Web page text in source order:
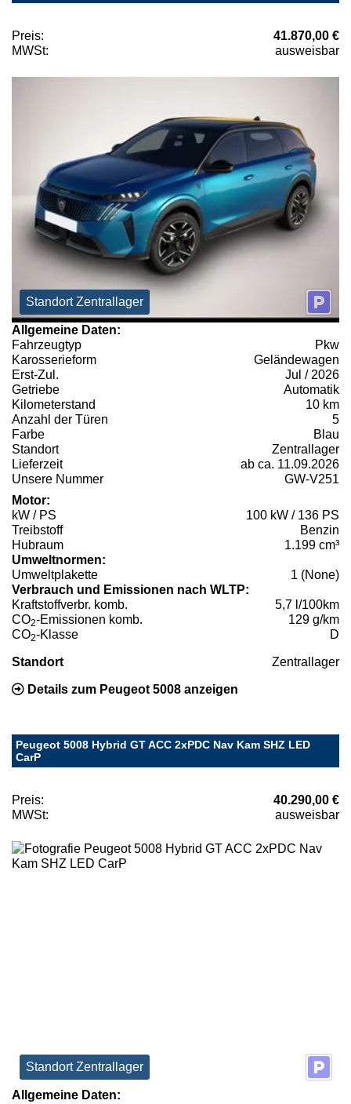
Preis:
41.870,00 €
MWSt:
ausweisbar
Standort Zentrallager
Allgemeine Daten:
Fahrzeugtyp
Pkw
Karosserieform
Geländewagen
Erst-Zul.
Jul / 2026
Getriebe
Automatik
Kilometerstand
10 km
Anzahl der Türen
5
Farbe
Blau
Standort
Zentrallager
Lieferzeit
ab ca. 11.09.2026
Unsere Nummer
GW-V251
Motor:
kW / PS
100 kW / 136 PS
Treibstoff
Benzin
Hubraum
1.199 cm³
Umweltnormen:
Umweltplakette
1 (None)
Verbrauch und Emissionen nach WLTP:
Kraftstoffverbr. komb.
5,7 l/100km
CO2-Emissionen komb.
129 g/km
CO2-Klasse D
Standort Zentrallager
Details zum Peugeot 5008 anzeigen
Peugeot 5008 Hybrid GT ACC 2xPDC Nav Kam SHZ LED
CarP
Preis:
40.290,00 €
MWSt:
ausweisbar
Standort Zentrallager
Allgemeine Daten: